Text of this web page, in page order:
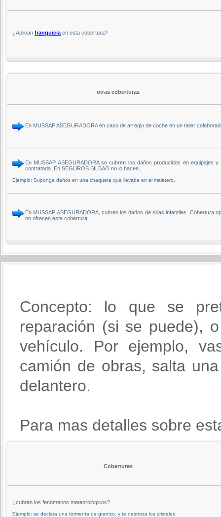
¿Aplican franquicia en esta cobertura?
otras coberturas
En MUSSAP ASEGURADORA en caso de arreglo de coche en un taller
En MUSSAP ASEGURADORA se cubren los daños producidos en equipajes
contratada. En SEGUROS BILBAO no lo hacen.
Ejemplo: Suponga daños en una chaqueta que llevaba en el maletero.
En MUSSAP ASEGURADORA, cubren los daños de sillas infantiles. Cobertura
no ofrecen esta cobertura.
Concepto: lo que se
reparación (si se puede),
vehículo. Por ejemplo,
camión de obras, salta
delantero.
Para mas detalles sobre
Coberturas
¿cubren los fenómenos meteorológicos?
Ejemplo: se declara una tormenta de granizo, y te destroza los cristales